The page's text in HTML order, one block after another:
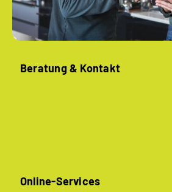
Beratung & Kontakt
Online-Services